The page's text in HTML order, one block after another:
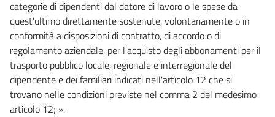
categorie di dipendenti dal datore di lavoro o le spese da
quest'ultimo direttamente sostenute, volontariamente o in
conformità a disposizioni di contratto, di accordo o di
regolamento aziendale, per l'acquisto degli abbonamenti per il
trasporto pubblico locale, regionale e interregionale del
dipendente e dei familiari indicati nell'articolo 12 che si
trovano nelle condizioni previste nel comma 2 del medesimo
articolo 12; ».